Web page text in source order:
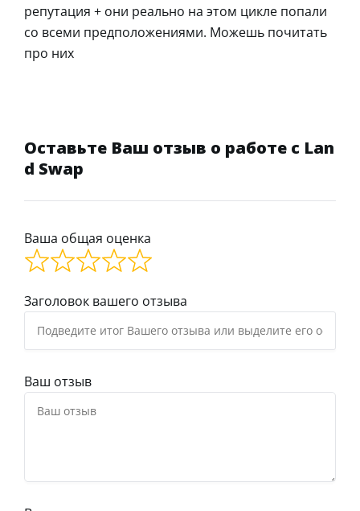
репутация + они реально на этом цикле попали
со всеми предположениями. Можешь почитать
про них
Оставьте Ваш отзыв о работе с Lan
d Swap
Ваша общая оценка
Заголовок вашего отзыва
Ваш отзыв